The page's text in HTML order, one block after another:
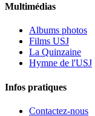
Multimédias
Albums photos
Films USJ
La Quinzaine
Hymne de l'USJ
Infos pratiques
Contactez-nous